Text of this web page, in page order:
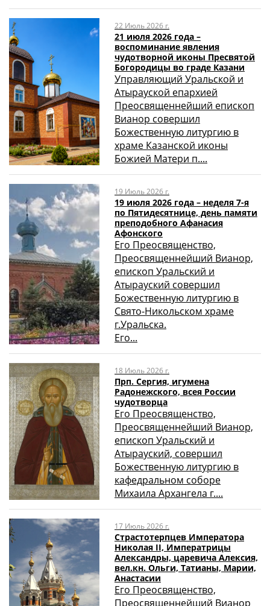
22 Июль 2026 г.
21 июля 2026 года –
воспоминание явления
чудотворной иконы Пресвятой
Богородицы во граде Казани
Управляющий Уральской и
Атырауской епархией
Преосвященнейший епископ
Вианор совершил
Божественную литургию в
храме Казанской иконы
Божией Матери п....
19 Июль 2026 г.
19 июля 2026 года – неделя 7-я
по Пятидесятнице, день памяти
преподобного Афанасия
Афонского
Его Преосвященство,
Преосвященнейший Вианор,
епископ Уральский и
Атырауский совершил
Божественную литургию в
Свято-Никольском храме
г.Уральска.
Его...
18 Июль 2026 г.
Прп. Сергия, игумена
Радонежского, всея России
чудотворца
Его Преосвященство,
Преосвященнейший Вианор,
епископ Уральский и
Атырауский, совершил
Божественную литургию в
кафедральном соборе
Михаила Архангела г....
17 Июль 2026 г.
Страстотерпцев Императора
Николая II, Императрицы
Александры, царевича Алексия,
вел.кн. Ольги, Татианы, Марии,
Анастасии
Его Преосвященство,
Преосвященнейший Вианор